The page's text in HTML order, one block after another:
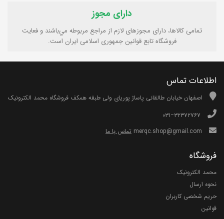
دارای مجوز
تمامی كالاها، دارای مجوزهای لازم از مراجع مربوطه مي‌باشند و فعایت
فروشگاه تابع قوانين جمهوری اسلامی ايران است.
اطلاعات تماس
اصفهان خیابان طالقانی پاساژ پوریای ولی طبقه همکف فروشگاه محمد الکترونیک
تماس با ما
فروشگاه
محمد الکترونیک
نحوه ارسال
حریم شخصی کاربران
قوانین